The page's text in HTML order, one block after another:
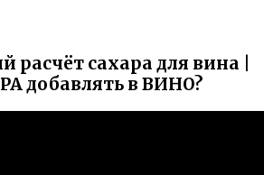
расчёт сахара для вина |
добавлять в ВИНО?